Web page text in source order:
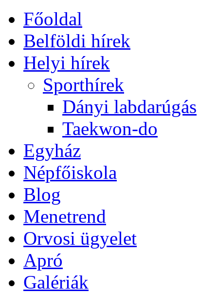
Főoldal
Belföldi hírek
Helyi hírek
Sporthírek
Dányi labdarúgás
Taekwon-do
Egyház
Népfőiskola
Blog
Menetrend
Orvosi ügyelet
Apró
Galériák